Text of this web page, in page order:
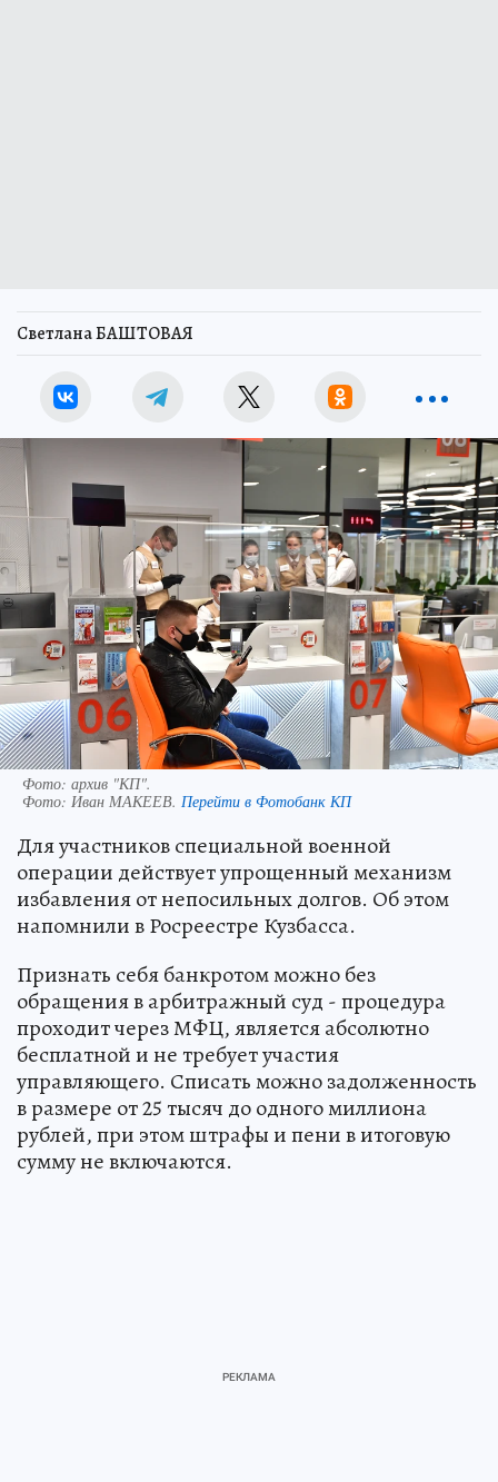
Светлана БАШТОВАЯ
Фото: архив "КП".
Фото: Иван МАКЕЕВ. Перейти в Фотобанк КП
Для участников специальной военной
операции действует упрощенный механизм
избавления от непосильных долгов. Об этом
напомнили в Росреестре Кузбасса.
Признать себя банкротом можно без
обращения в арбитражный суд - процедура
проходит через МФЦ, является абсолютно
бесплатной и не требует участия
управляющего. Списать можно задолженность
в размере от 25 тысяч до одного миллиона
рублей, при этом штрафы и пени в итоговую
сумму не включаются.